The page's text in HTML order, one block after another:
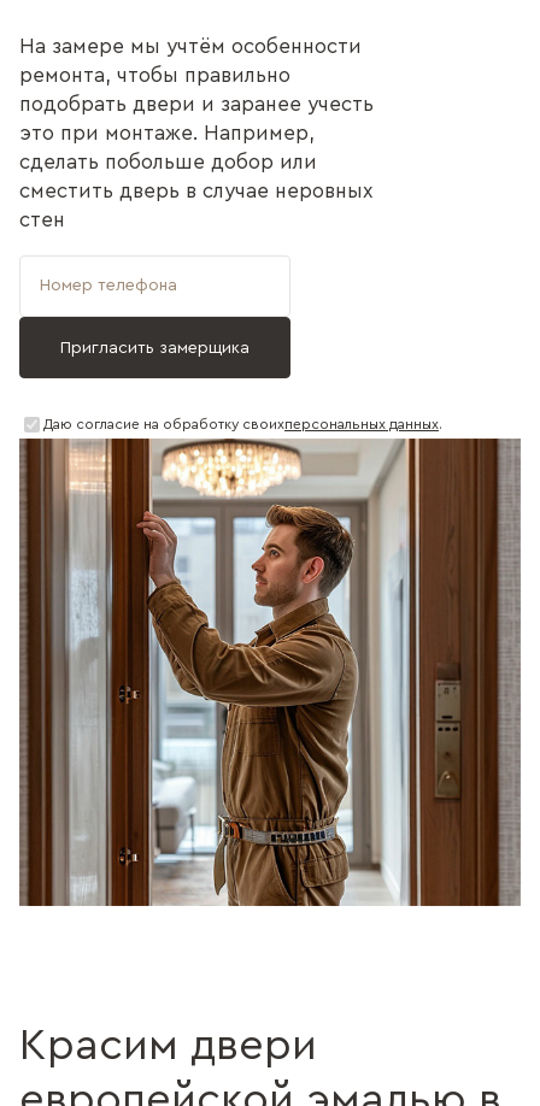
На замере мы учтём особенности
ремонта, чтобы правильно
подобрать двери и заранее учесть
это при монтаже. Например,
сделать побольше добор или
сместить дверь в случае неровных
стен
Даю согласие на обработку своихперсональных данных.
Красим двери